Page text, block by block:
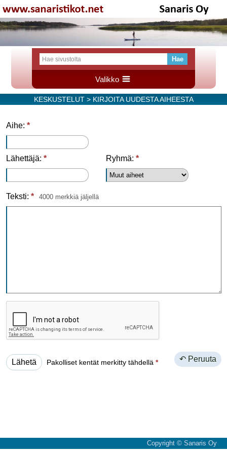
Valikko
KESKUSTELUT> KIRJOITA UUDESTA AIHEESTA
Aihe: *
Lähettäjä: * Ryhmä: *
Teksti: * 4000 merkkiä jäljellä
Pakolliset kentät merkitty tähdellä * ↶ Peruuta
Copyright © Sanaris Oy